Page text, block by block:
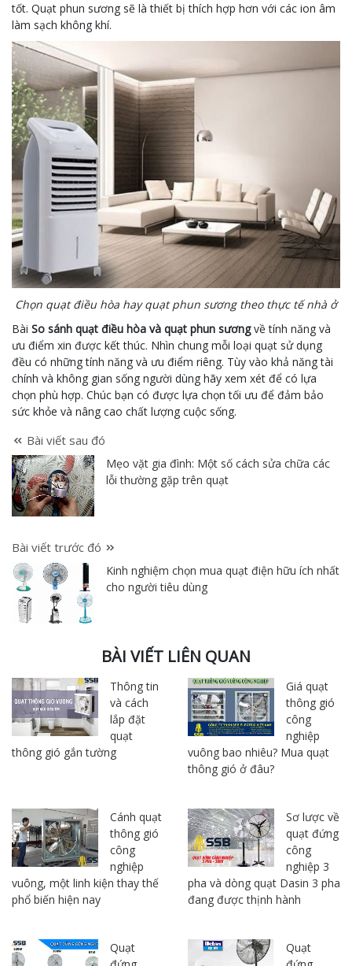
tốt. Quạt phun sương sẽ là thiết bị thích hợp hơn với các ion âm
làm sạch không khí.
Chọn quạt điều hòa hay quạt phun sương theo thực tế nhà ở
Bài So sánh quạt điều hòa và quạt phun sươngvề tính năng và
ưu điểm xin được kết thúc. Nhìn chung mỗi loại quạt sử dụng
đều có những tính năng và ưu điểm riêng. Tùy vào khả năng tài
chính và không gian sống người dùng hãy xem xét để có lựa
chọn phù hợp. Chúc bạn có được lựa chọn tối ưu để đảm bảo
sức khỏe và nâng cao chất lượng cuộc sống.
Bài viết sau đó
Mẹo vặt gia đình: Một số cách sửa chữa các
lỗi thường gặp trên quạt
Bài viết trước đó
Kinh nghiệm chọn mua quạt điện hữu ích nhất
cho người tiêu dùng
BÀI VIẾT LIÊN QUAN
Thông tin
và cách
lắp đặt
quạt
thông gió gắn tường
Giá quạt
thông gió
công
nghiệp
vuông bao nhiêu? Mua quạt
thông gió ở đâu?
Cánh quạt
thông gió
công
nghiệp
vuông, một linh kiện thay thế
phổ biến hiện nay
Sơ lược về
quạt đứng
công
nghiệp 3
pha và dòng quạt Dasin 3 pha
đang được thịnh hành
Quạt
Quạt